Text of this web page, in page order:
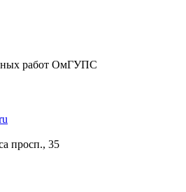
работ ОмГУПС
просп., 35